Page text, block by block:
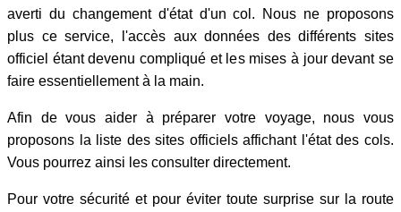
averti du changement d'état d'un col. Nous ne proposons
plus ce service, l'accès aux données des différents sites
officiel étant devenu compliqué et les mises à jour devant se
faire essentiellement à la main.
Afin de vous aider à préparer votre voyage, nous vous
proposons la liste des sites officiels affichant l'état des cols.
Vous pourrez ainsi les consulter directement.
Pour votre sécurité et pour éviter toute surprise sur la route